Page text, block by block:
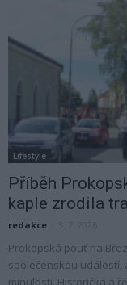
Lifestyle
Příběh
kaple zrodila
redakce
Prokopská pouť na
společenskou událostí,
minulosti. Historička a